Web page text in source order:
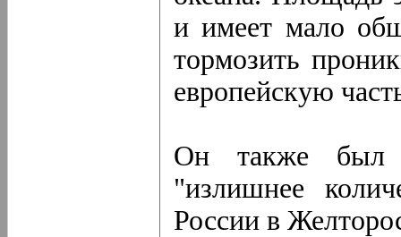
и имеет мало
тормозить
европейскую
Он также был
"излишнее
России в